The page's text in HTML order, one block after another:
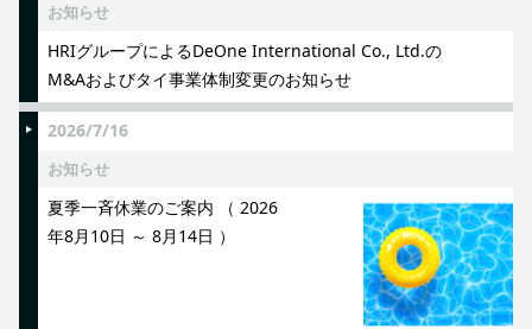
お知らせ
HRIグループによるDeOne International Co., Ltd.の
M&Aおよびタイ事業体制変更のお知らせ
2026/7/16
お知らせ
夏季一斉休業のご案内 （ 2026
年8月10日 ～ 8月14日 ）